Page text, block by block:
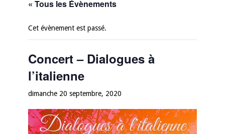
« Tous les Évènements
Cet évènement est passé.
Concert – Dialogues à
l’italienne
dimanche 20 septembre, 2020